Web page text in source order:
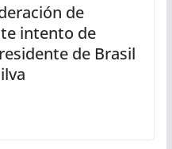
de
intento de
de Brasil